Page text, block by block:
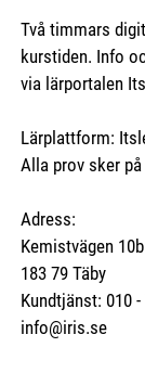
Två timmars
kurstiden. Info
via lärportalen
Lärplattform:
Alla prov sker
Adress:
Kemistvägen
183 79 Täby
Kundtjänst: 010 -
info@iris.se